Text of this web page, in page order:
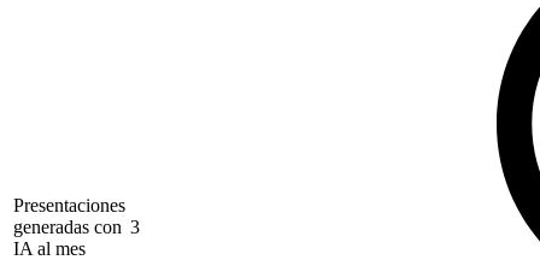
Presentaciones
generadas con
IA al mes
3